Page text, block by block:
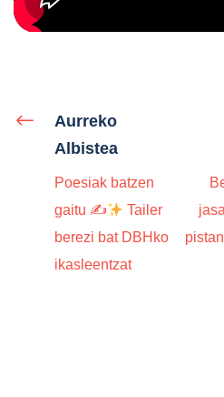
Aurreko
Albistea
Poesiak batzen
gaitu ✍
Tailer
berezi bat DBHko
ikasleentzat